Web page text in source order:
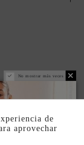
No mostrar más veces
de
aprovechar